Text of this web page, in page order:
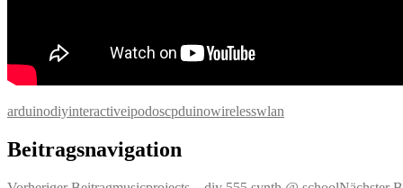
arduinodiyinteractiveipodoscpduinowirelesswlan
Beitragsnavigation